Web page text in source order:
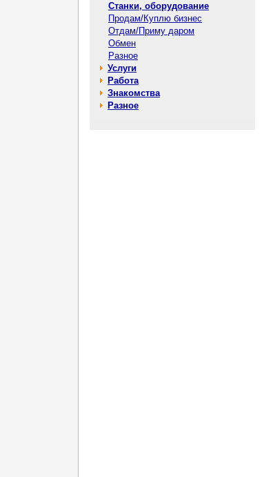
Станки, оборудование
Продам/Куплю бизнес
Отдам/Приму даром
Обмен
Разное
Услуги
Работа
Знакомства
Разное